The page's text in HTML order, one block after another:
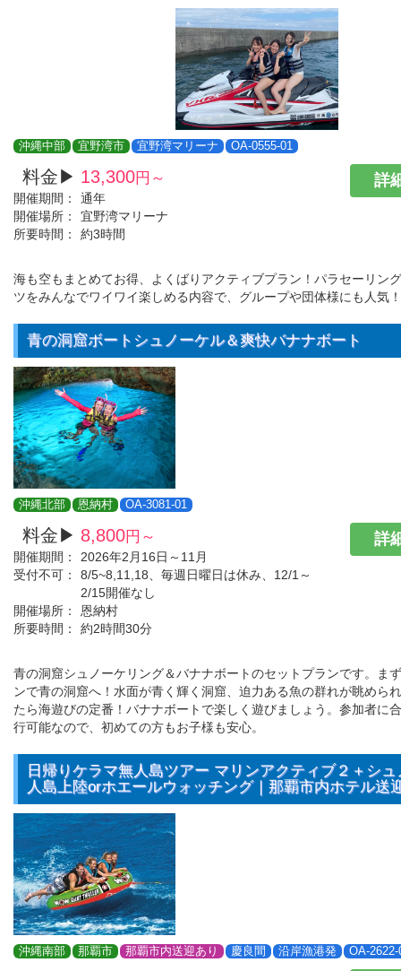
沖縄中部 宜野湾市 宜野湾マリーナ OA-0555-01
料金▶ 13,300円～
開催期間：
通年
開催場所：
宜野湾マリーナ
所要時間：
約3時間
詳
海も空もまとめてお得、よくばりアクティブプラン！パラセーリン
ツをみんなでワイワイ楽しめる内容で、グループや団体様にも人気！
青の洞窟ボートシュノーケル＆爽快バナナボート
沖縄北部 恩納村 OA-3081-01
料金▶ 8,800円～
開催期間：
2026年2月16日～11月
受付不可：
8/5~8,11,18、毎週日曜日は休み、12/1～
2/15開催なし
開催場所：
恩納村
所要時間：
約2時間30分
詳
青の洞窟シュノーケリング＆バナナボートのセットプランです。ま
ンで青の洞窟へ！水面が青く輝く洞窟、迫力ある魚の群れが眺めら
たら海遊びの定番！バナナボートで楽しく遊びましょう。参加者に
行可能なので、初めての方もお子様も安心。
日帰りケラマ無人島ツアー マリンアクティブ２＋シ
人島上陸orホエールウォッチング｜那覇市内ホテル送
沖縄南部 那覇市 那覇市内送迎あり 慶良間 沿岸漁港発 OA-2622-